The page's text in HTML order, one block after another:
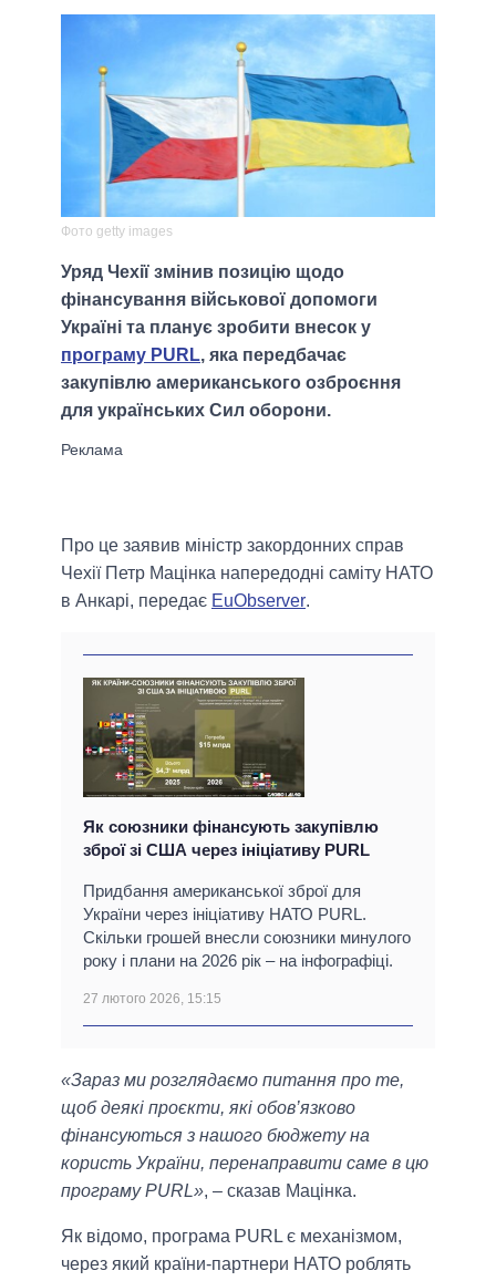
Фото getty images
Уряд Чехії змінив позицію щодо
фінансування військової допомоги
Україні та планує зробити внесок у
програму PURL, яка передбачає
закупівлю американського озброєння
для українських Сил оборони.
Про це заявив міністр закордонних справ
Чехії Петр Мацінка напередодні саміту НАТО
в Анкарі, передає EuObserver.
Як союзники фінансують закупівлю
зброї зі США через ініціативу PURL
Придбання американської зброї для
України через ініціативу НАТО PURL.
Скільки грошей внесли союзники минулого
року і плани на 2026 рік – на інфографіці.
27 лютого 2026, 15:15
«Зараз ми розглядаємо питання про те,
щоб деякі проєкти, які обов’язково
фінансуються з нашого бюджету на
користь України, перенаправити саме в цю
програму PURL», – сказав Мацінка.
Як відомо, програма PURL є механізмом,
через який країни-партнери НАТО роблять